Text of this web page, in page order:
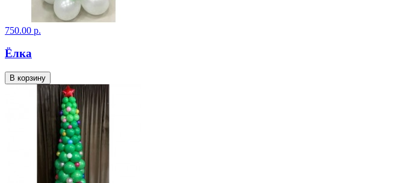
750.00 р.
Ёлка
В корзину